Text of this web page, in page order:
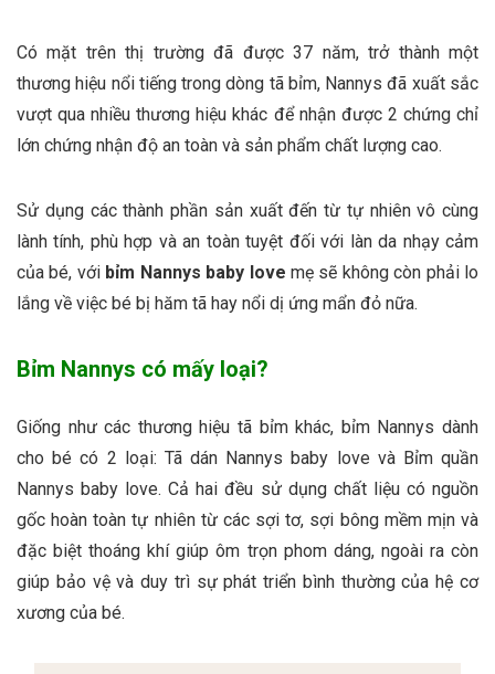
Có mặt trên thị trường đã được 37 năm, trở thành một
thương hiệu nổi tiếng trong dòng tã bỉm, Nannys đã xuất sắc
vượt qua nhiều thương hiệu khác để nhận được 2 chứng chỉ
lớn chứng nhận độ an toàn và sản phẩm chất lượng cao.
Sử dụng các thành phần sản xuất đến từ tự nhiên vô cùng
lành tính, phù hợp và an toàn tuyệt đối với làn da nhạy cảm
của bé, với bỉm Nannys baby love mẹ sẽ không còn phải lo
lắng về việc bé bị hăm tã hay nổi dị ứng mẩn đỏ nữa.
Bỉm Nannys có mấy loại?
Giống như các thương hiệu tã bỉm khác, bỉm Nannys dành
cho bé có 2 loại: Tã dán Nannys baby love và Bỉm quần
Nannys baby love. Cả hai đều sử dụng chất liệu có nguồn
gốc hoàn toàn tự nhiên từ các sợi tơ, sợi bông mềm mịn và
đặc biệt thoáng khí giúp ôm trọn phom dáng, ngoài ra còn
giúp bảo vệ và duy trì sự phát triển bình thường của hệ cơ
xương của bé.